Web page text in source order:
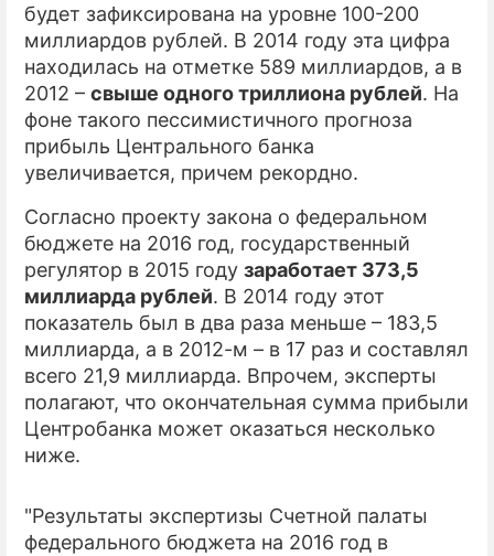
ПРЕСС-РЕЛИЗЫ
О ПРОЕКТЕ
будет зафиксирована на уровне 100-200
миллиардов рублей. В 2014 году эта цифра
находилась на отметке 589 миллиардов, а в
2012 – свыше одного триллиона рублей. На
фоне такого пессимистичного прогноза
прибыль Центрального банка
увеличивается, причем рекордно.
Согласно проекту закона о федеральном
бюджете на 2016 год, государственный
регулятор в 2015 году заработает 373,5
миллиарда рублей. В 2014 году этот
показатель был в два раза меньше – 183,5
миллиарда, а в 2012-м – в 17 раз и составлял
всего 21,9 миллиарда. Впрочем, эксперты
полагают, что окончательная сумма прибыли
Центробанка может оказаться несколько
ниже.
"Результаты экспертизы Счетной палаты
федерального бюджета на 2016 год в